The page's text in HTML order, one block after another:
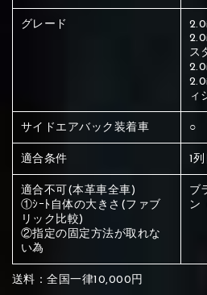
赤く塗られて
ください
メイン生地は下記16種類からご
赤く塗られてい
ー選択ください
サブ生地は下記16種類からご選
赤く塗られてい
グレード
ス
ィ
サイドエアバック装着車 ○
適合条件 1
適合不可(本革車全車)
①ｼｰﾄ自体の大きさ(ファブ
リック比較)
②指定の固定方法が取れな
い為
ブ
ン
送料：全国一律10,000円